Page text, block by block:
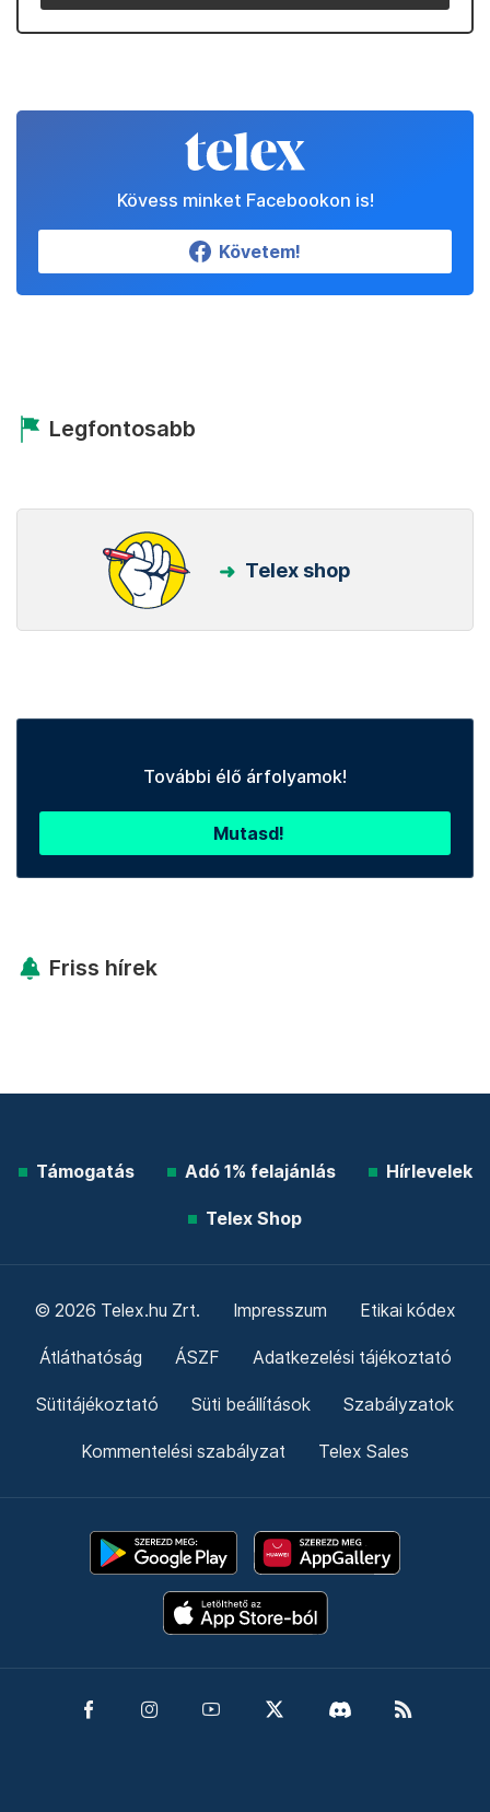
Kövess minket Facebookon is!
Követem!
Legfontosabb
Telex shop
További élő árfolyamok!
Mutasd!
Friss hírek
Támogatás Adó 1% felajánlás Hírlevelek
Telex Shop
© 2026 Telex.hu Zrt. Impresszum Etikai kódex
Átláthatóság ÁSZF Adatkezelési tájékoztató
Sütitájékoztató Süti beállítások Szabályzatok
Kommentelési szabályzat Telex Sales